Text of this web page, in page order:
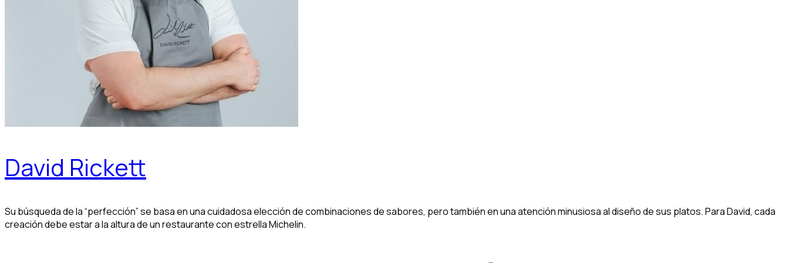
David Rickett
Su búsqueda de la “perfección” se basa en una cuidadosa elección de combinaciones de sabores, pero también en una atención minusiosa al diseño de sus platos. Para David, cada
creación debe estar a la altura de un restaurante con estrella Michelin.